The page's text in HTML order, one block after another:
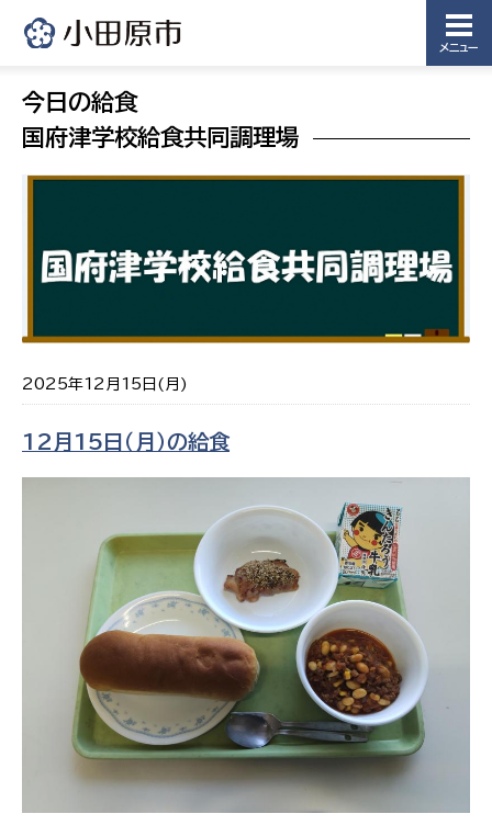
メニュー
今日の給食
国府津学校給食共同調理場
2025年12月15日(月)
12月15日（月）の給食